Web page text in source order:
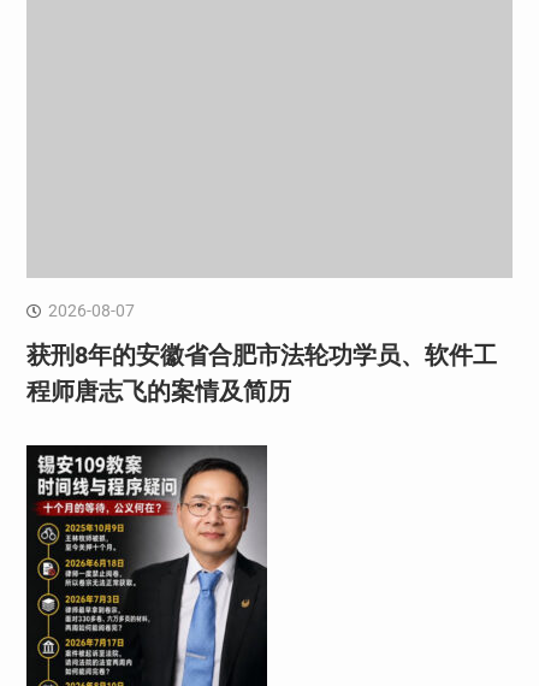
2026-08-07
获刑8年的安徽省合肥市法轮功学员、软件工
程师唐志飞的案情及简历